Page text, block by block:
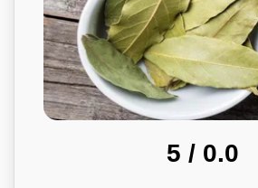
0.0
/ 5